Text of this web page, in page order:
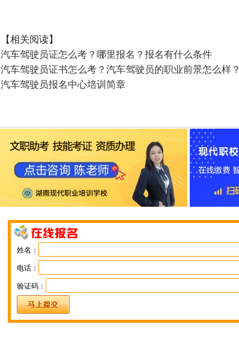
【相关阅读】
汽车驾驶员证怎么考？哪里报名？报名有什么条件
汽车驾驶员证书怎么考？汽车驾驶员的职业前景怎么样？
汽车驾驶员报名中心培训简章
姓名：
电话：
验证码：